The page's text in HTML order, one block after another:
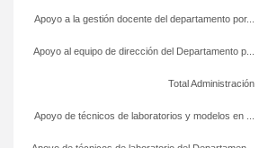
Apoyo de técnicos de laboratorios y modelos en ...
Total Administración
Apoyo al equipo de dirección del Departamento p...
Apoyo a la gestión docente del departamento por...